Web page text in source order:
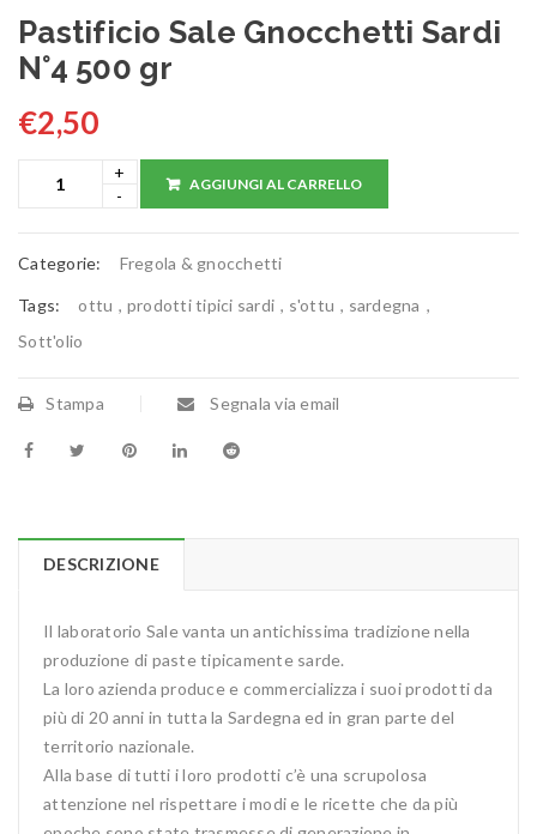
Pastificio Sale Gnocchetti Sardi
N°4 500 gr
€2,50
AGGIUNGI AL CARRELLO
Categorie: Fregola & gnocchetti
Tags: ottu , prodotti tipici sardi , s'ottu , sardegna ,
Sott'olio
Stampa Segnala via email
DESCRIZIONE
Il laboratorio Sale vanta un antichissima tradizione nella
produzione di paste tipicamente sarde.
La loro azienda produce e commercializza i suoi prodotti da
più di 20 anni in tutta la Sardegna ed in gran parte del
territorio nazionale.
Alla base di tutti i loro prodotti c’è una scrupolosa
attenzione nel rispettare i modi e le ricette che da più